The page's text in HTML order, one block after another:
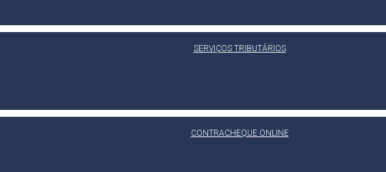
SERVIÇOS TRIBUTÁRIOS
CONTRACHEQUE ONLINE